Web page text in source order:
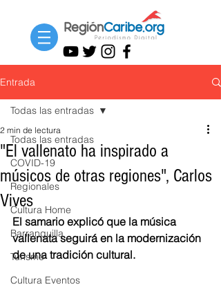
Entrada
Todas las entradas
COVID-19
Regionales
Cultura Home
Barranquilla
Turismo
Cultura Eventos
Todas las entradas
"El vallenato ha inspirado a
músicos de otras regiones", Carlos
Vives
2 min de lectura
El samario explicó que la música
vallenata seguirá en la modernización
de una tradición cultural.